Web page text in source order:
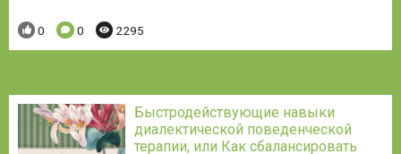
Понравилось:
0 Комментариев:
0 Просмотров:
2295
Быстродействующие навыки
диалектической поведенческой
терапии, или Как сбалансировать